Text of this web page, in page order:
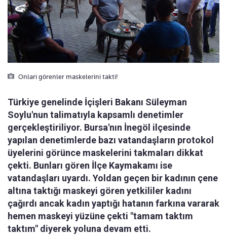
Onlari görenler maskelerini takti!
Türkiye genelinde İçişleri Bakanı Süleyman
Soylu'nun talimatıyla kapsamlı denetimler
gerçekleştiriliyor. Bursa'nın İnegöl ilçesinde
yapılan denetimlerde bazı vatandaşların protokol
üyelerini görünce maskelerini takmaları dikkat
çekti. Bunları gören İlçe Kaymakamı ise
vatandaşları uyardı. Yoldan geçen bir kadının çene
altına taktığı maskeyi gören yetkililer kadını
çağırdı ancak kadın yaptığı hatanın farkına vararak
hemen maskeyi yüzüne çekti "tamam taktım
taktım" diyerek yoluna devam etti.